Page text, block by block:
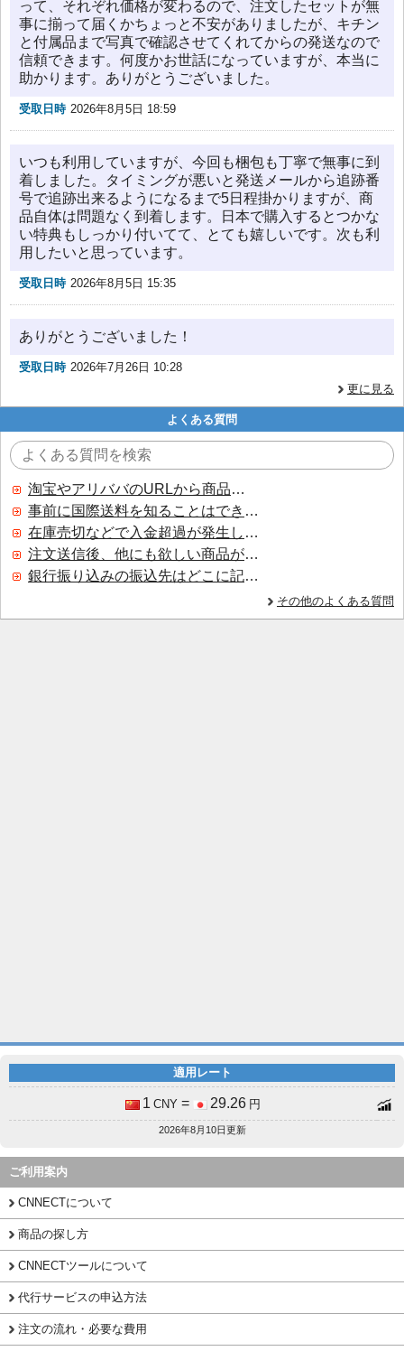
って、それぞれ価格が変わるので、注文したセットが無
事に揃って届くかちょっと不安がありましたが、キチン
と付属品まで写真で確認させてくれてからの発送なので
信頼できます。何度かお世話になっていますが、本当に
助かります。ありがとうございました。
受取日時 2026年8月5日 18:59
いつも利用していますが、今回も梱包も丁寧で無事に到
着しました。タイミングが悪いと発送メールから追跡番
号で追跡出来るようになるまで5日程掛かりますが、商
品自体は問題なく到着します。日本で購入するとつかな
い特典もしっかり付いてて、とても嬉しいです。次も利
用したいと思っています。
受取日時 2026年8月5日 15:35
ありがとうございました！
受取日時 2026年7月26日 10:28
更に見る
よくある質問
淘宝やアリババのURLから商品を探すことはできますか？
事前に国際送料を知ることはできますか？
在庫売切などで入金超過が発生した場合はいつ返金されますか？
注文送信後、他にも欲しい商品が見つかった場合、追加注文できますか？
銀行振り込みの振込先はどこに記載されていますか？
その他のよくある質問
適用レート
1 CNY = 29.26 円
2026年8月10日更新
ご利用案内
CNNECTについて
商品の探し方
CNNECTツールについて
代行サービスの申込方法
注文の流れ・必要な費用